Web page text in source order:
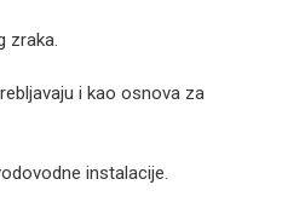
zraka.
i kao osnova za
instalacije.
POCINČANI FITING
pocinčani